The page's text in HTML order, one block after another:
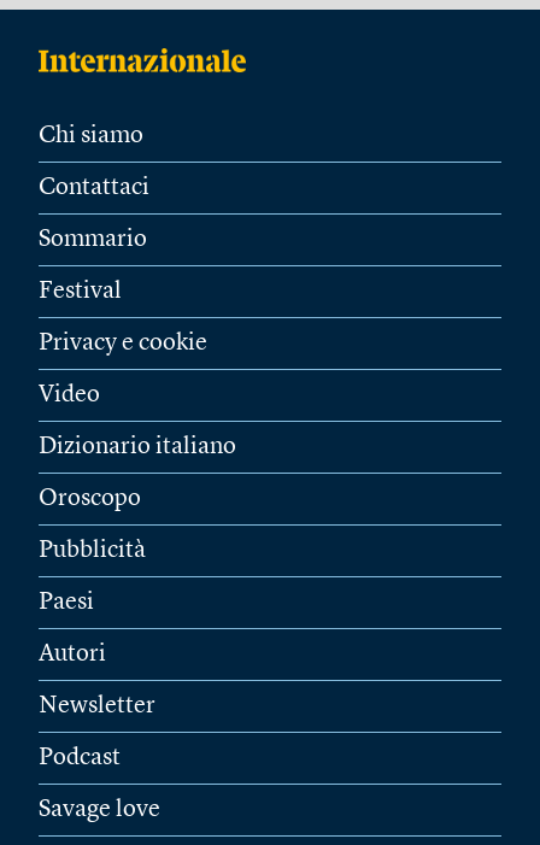
Chi siamo
Contattaci
Sommario
Festival
Privacy e cookie
Video
Dizionario italiano
Oroscopo
Pubblicità
Paesi
Autori
Newsletter
Podcast
Savage love